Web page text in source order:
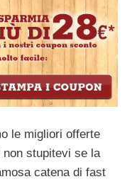
le migliori offerte
stupitevi se la
catena di fast